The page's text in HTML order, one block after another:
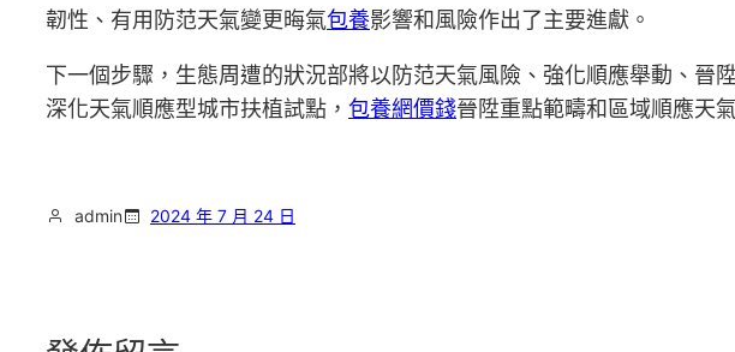
韌性、有用防范天氣變更晦氣包養影響和風險作出了主要進獻。
下一個步驟，生態周遭的狀況部將以防范天氣風險、強化順應舉動、晉
深化天氣順應型城市扶植試點， 包養網價錢晉陞重點範疇和區域順應天
admin 2024 年 7 月 24 日